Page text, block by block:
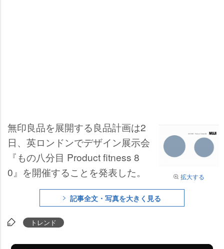
拡大する
無印良品を展開する良品計画は2
日、英ロンドンでデザイン展示会
『もの八分目 Product fitness 8
0』を開催することを発表した。
記事全文・写真を大きく見る
トレンド